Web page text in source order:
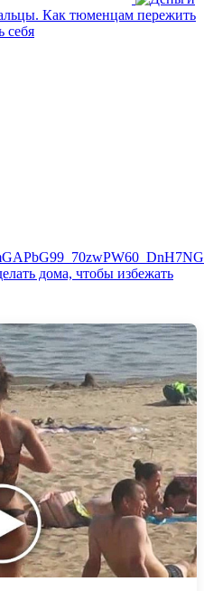
Как тюменцам пережить
себя
дома, чтобы избежать